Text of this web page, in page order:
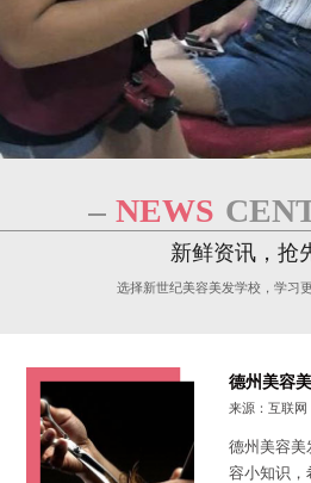
NEWS
新鲜资讯，抢
选择新世纪美容美发学校，学习
德州美容
来源：互联网
德州美容美
容小知识，